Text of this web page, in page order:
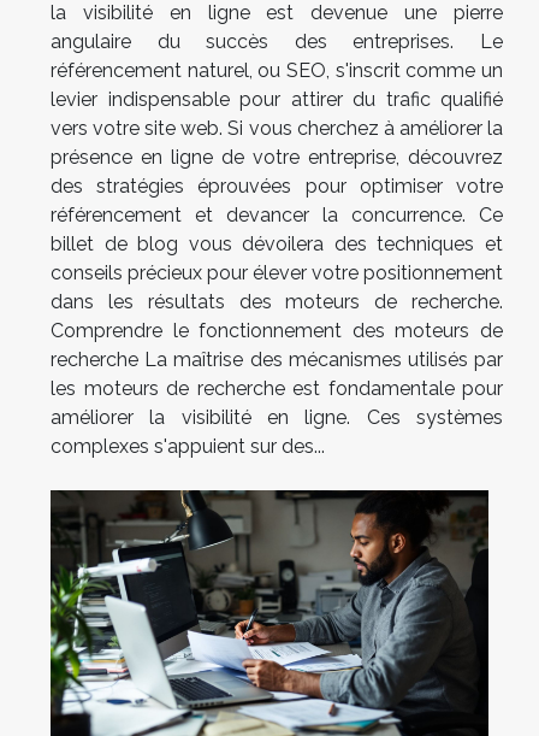
la visibilité en ligne est devenue une pierre
angulaire du succès des entreprises. Le
référencement naturel, ou SEO, s'inscrit comme un
levier indispensable pour attirer du trafic qualifié
vers votre site web. Si vous cherchez à améliorer la
présence en ligne de votre entreprise, découvrez
des stratégies éprouvées pour optimiser votre
référencement et devancer la concurrence. Ce
billet de blog vous dévoilera des techniques et
conseils précieux pour élever votre positionnement
dans les résultats des moteurs de recherche.
Comprendre le fonctionnement des moteurs de
recherche La maîtrise des mécanismes utilisés par
les moteurs de recherche est fondamentale pour
améliorer la visibilité en ligne. Ces systèmes
complexes s'appuient sur des...